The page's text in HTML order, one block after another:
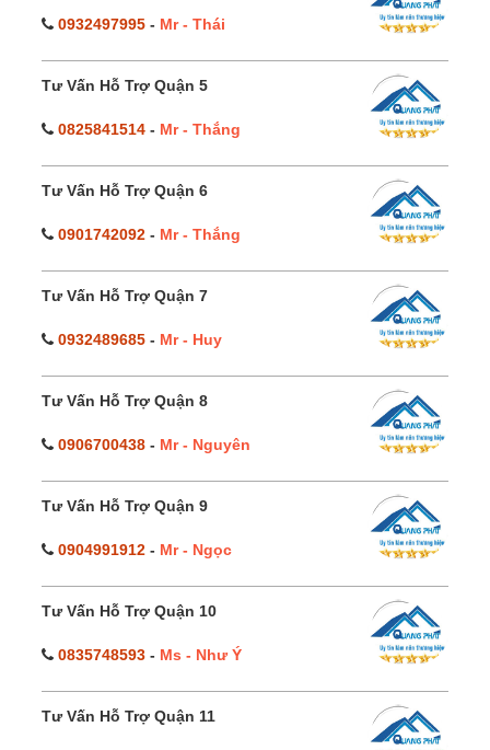
0932497995 - Mr - Thái
Tư Vấn Hỗ Trợ Quận 5
0825841514 - Mr - Thắng
Tư Vấn Hỗ Trợ Quận 6
0901742092 - Mr - Thắng
Tư Vấn Hỗ Trợ Quận 7
0932489685 - Mr - Huy
Tư Vấn Hỗ Trợ Quận 8
0906700438 - Mr - Nguyên
Tư Vấn Hỗ Trợ Quận 9
0904991912 - Mr - Ngọc
Tư Vấn Hỗ Trợ Quận 10
0835748593 - Ms - Như Ý
Tư Vấn Hỗ Trợ Quận 11